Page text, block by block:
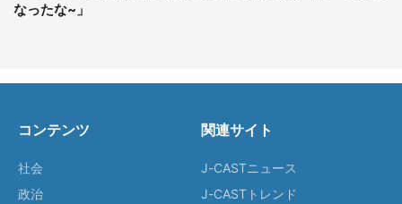
なったな~」
コンテンツ
社会
政治
関連サイト
J-CASTニュース
J-CASTトレンド